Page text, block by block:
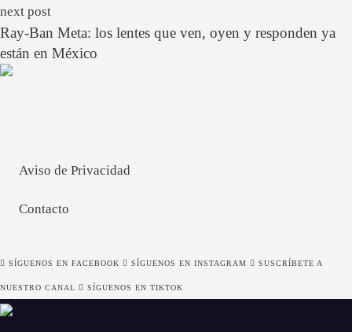
next post
Ray-Ban Meta: los lentes que ven, oyen y responden ya
están en México
Aviso de Privacidad
Contacto
SÍGUENOS EN FACEBOOK SÍGUENOS EN INSTAGRAM SUSCRÍBETE A
NUESTRO CANAL SÍGUENOS EN TIKTOK